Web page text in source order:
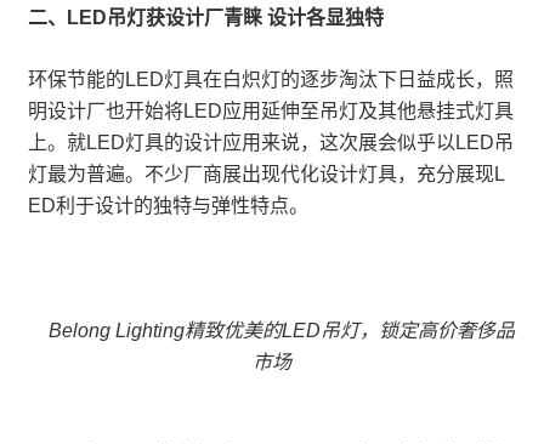
二、LED吊灯获设计厂青睐 设计各显独特
环保节能的LED灯具在白炽灯的逐步淘汰下日益成长，照
明设计厂也开始将LED应用延伸至吊灯及其他悬挂式灯具
上。就LED灯具的设计应用来说，这次展会似乎以LED吊
灯最为普遍。不少厂商展出现代化设计灯具，充分展现L
ED利于设计的独特与弹性特点。
Belong Lighting精致优美的LED吊灯，锁定高价奢侈品
市场